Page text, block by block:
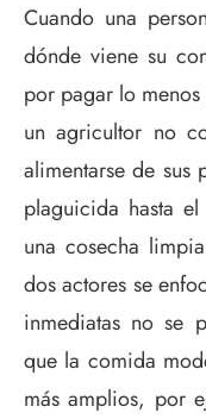
Cuando una
dónde viene su
por pagar lo
un agricultor no
alimentarse de sus
plaguicida hasta
una cosecha
dos actores se
inmediatas no se
que la comida
más amplios, por